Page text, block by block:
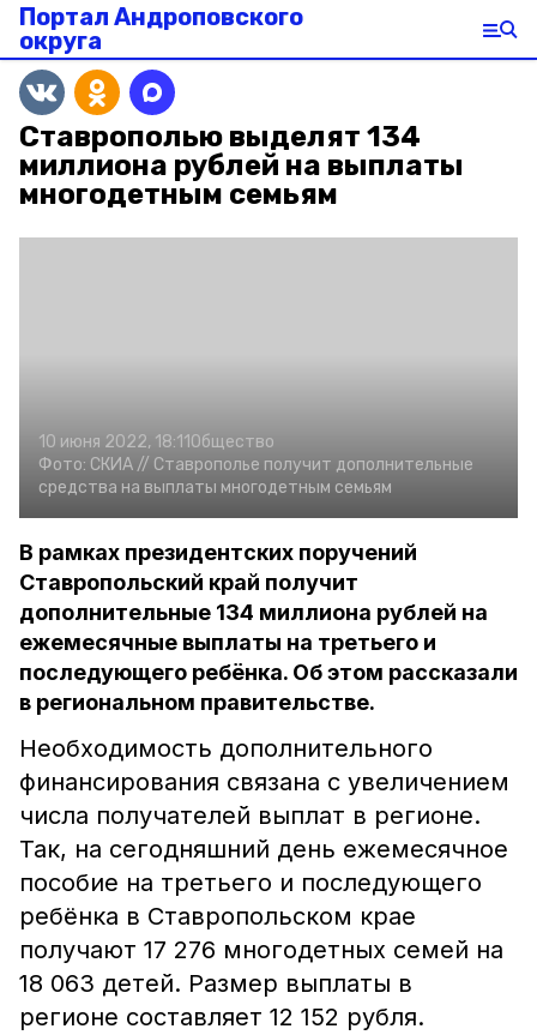
Портал Андроповского
округа
Ставрополью выделят 134
миллиона рублей на выплаты
многодетным семьям
10 июня 2022, 18:11Общество
Фото: СКИА // Ставрополье получит дополнительные
средства на выплаты многодетным семьям
В рамках президентских поручений
Ставропольский край получит
дополнительные 134 миллиона рублей на
ежемесячные выплаты на третьего и
последующего ребёнка. Об этом рассказали
в региональном правительстве.
Необходимость дополнительного
финансирования связана с увеличением
числа получателей выплат в регионе.
Так, на сегодняшний день ежемесячное
пособие на третьего и последующего
ребёнка в Ставропольском крае
получают 17 276 многодетных семей на
18 063 детей. Размер выплаты в
регионе составляет 12 152 рубля.